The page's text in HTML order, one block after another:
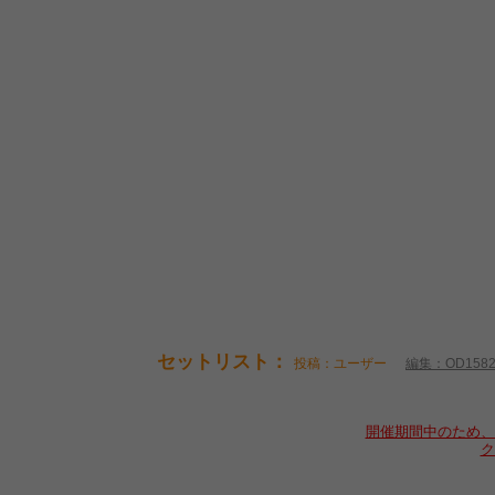
セットリスト： 投稿：ユーザー 編集：OD1582
開催期間中のため